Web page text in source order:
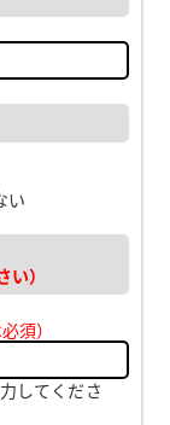
い
）
須）
してくださ